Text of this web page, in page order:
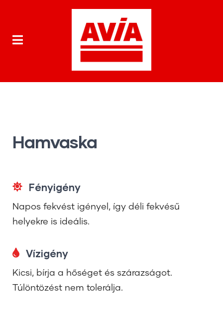
Hamvaska
Fényigény
Napos fekvést igényel, így déli fekvésű
helyekre is ideális.
Vízigény
Kicsi, bírja a hőséget és szárazságot.
Túlöntözést nem tolerálja.